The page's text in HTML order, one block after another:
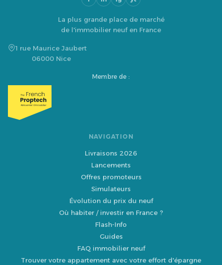
La plus grande place de marché
de l'immobilier neuf en France
1 rue Maurice Jaubert
06000 Nice
Membre de :
NAVIGATION
Livraisons 2026
Lancements
Offres promoteurs
Simulateurs
Évolution du prix du neuf
Où habiter / investir en France ?
Flash-Info
Guides
FAQ immobilier neuf
Trouver votre appartement avec votre effort d'épargne